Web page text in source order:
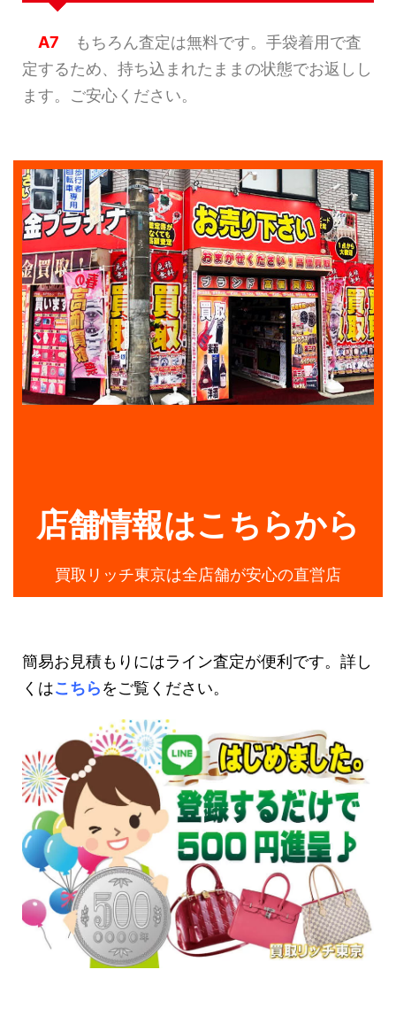
A7 もちろん査定は無料です。手袋着用で査
定するため、持ち込まれたままの状態でお返しし
ます。ご安心ください。
店舗情報はこちらから
買取リッチ東京は全店舗が安心の直営店
簡易お見積もりにはライン査定が便利です。詳し
くはこちらをご覧ください。